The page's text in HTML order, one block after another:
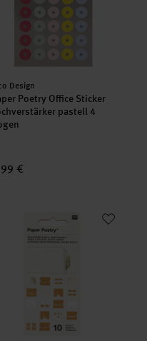
Design
Poetry Office Sticker
pastell 4
€
schwarz 3 Stück
Poetry Stickerbuch